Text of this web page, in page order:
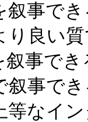
叙事で
り良い
叙事でき
叙事で
等なイ